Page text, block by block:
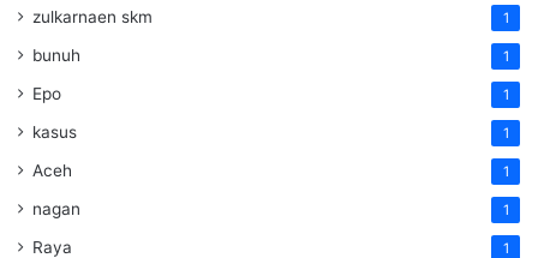
zulkarnaen skm 1
bunuh 1
Epo 1
kasus 1
Aceh 1
nagan 1
Raya 1